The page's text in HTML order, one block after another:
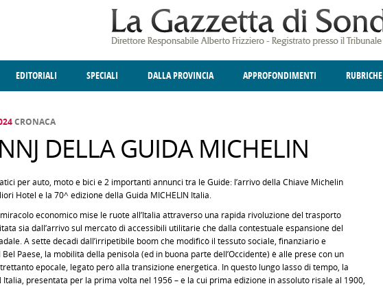
EDITORIALI SPECIALI DALLA PROVINCIA APPROFONDIMENTI RUBRICHE
CRONACA
DELLA GUIDA MICHELIN
per auto, moto e bici e 2 importanti annunci tra le Guide: l’arrivo della Chiave Michelin
Hotel e la 70^ edizione della Guida MICHELIN Italia.
miracolo economico mise le ruote all’Italia attraverso una rapida rivoluzione del trasporto
sia dall’arrivo sul mercato di accessibili utilitarie che dalla contestuale espansione del
A sette decadi dall’irripetibile boom che modificò il tessuto sociale, finanziario e
Paese, la mobilità della penisola (ed in buona parte dell’Occidente) è alle prese con un
epocale, legato però alla transizione energetica. In questo lungo lasso di tempo, la
Italia, presentata per la prima volta nel 1956 – e la cui prima edizione in assoluto risale al 1900,